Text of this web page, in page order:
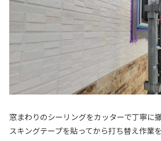
窓まわりのシーリングをカッターで丁寧に
スキングテープを貼ってから打ち替え作業